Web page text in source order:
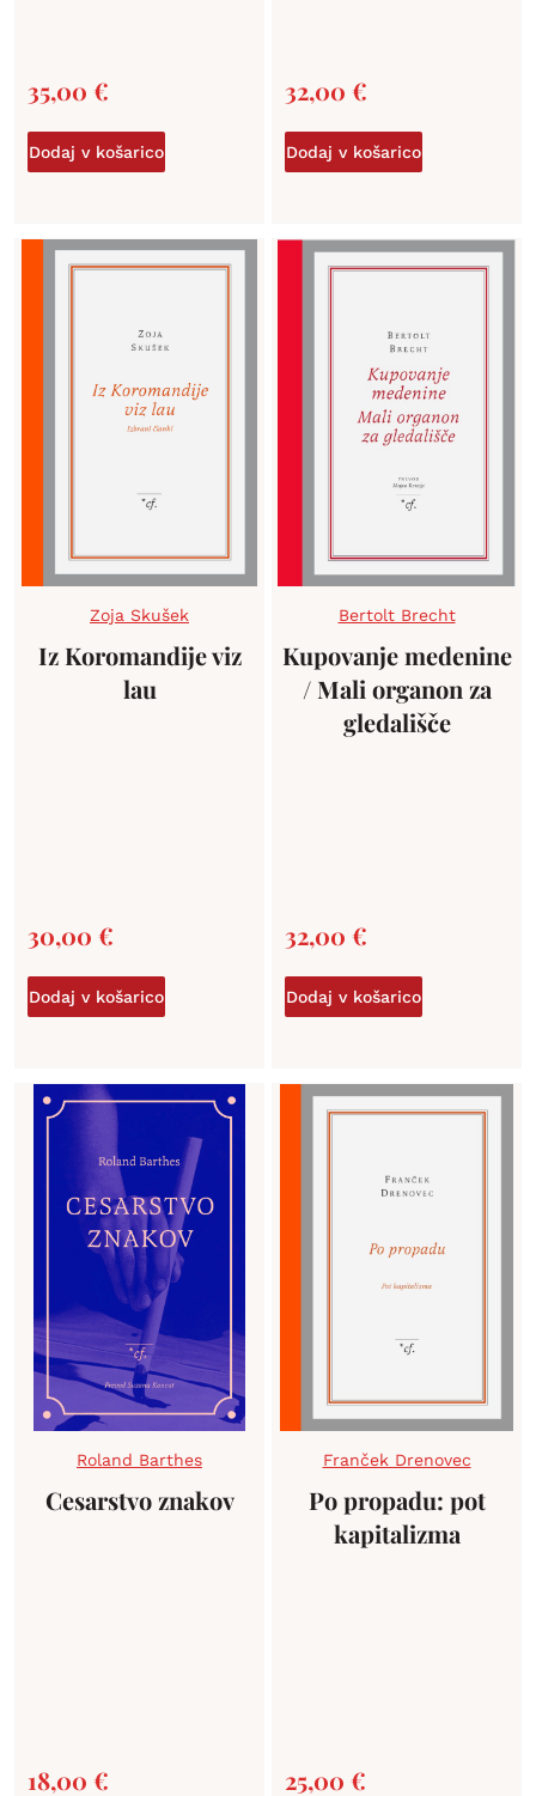
35,00 €
Dodaj v košarico
32,00 €
Dodaj v košarico
Zoja Skušek
Iz Koromandije viz
lau
30,00 €
Dodaj v košarico
Bertolt Brecht
Kupovanje medenine
/ Mali organon za
gledališče
32,00 €
Dodaj v košarico
Roland Barthes
Cesarstvo znakov
18,00 €
Franček Drenovec
Po propadu: pot
kapitalizma
25,00 €